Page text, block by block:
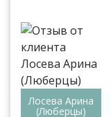
Лосева Арина
(Люберцы)